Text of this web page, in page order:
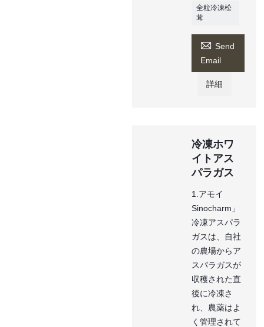
全粒冷凍松
茸
 Send
Email
詳細
冷凍ホワ
イトアス
パラガス
1.アモイ
Sinocharm」
冷凍アスパラ
ガスは、自社
の農場からア
スパラガスが
収穫された直
後に冷凍さ
れ、農薬はよ
く管理されて